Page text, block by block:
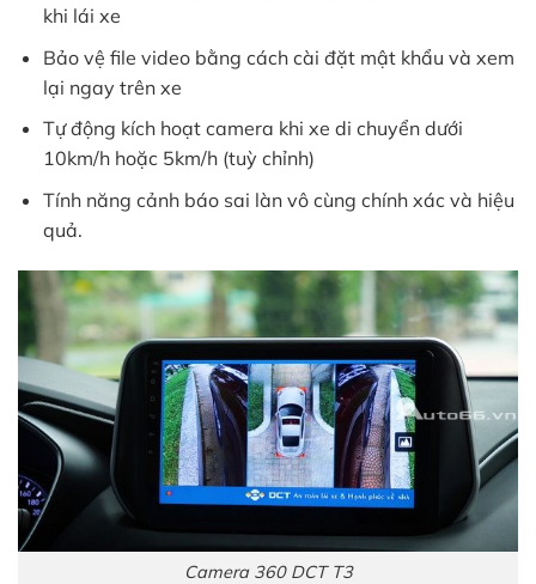
khi lái xe
Bảo vệ file video bằng cách cài đặt mật khẩu và xem
lại ngay trên xe
Tự động kích hoạt camera khi xe di chuyển dưới
10km/h hoặc 5km/h (tuỳ chỉnh)
Tính năng cảnh báo sai làn vô cùng chính xác và hiệu
quả.
Camera 360 DCT T3